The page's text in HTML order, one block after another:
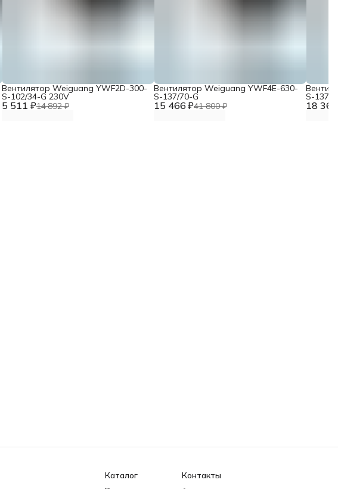
5 511 ₽14 892 ₽
Вентилятор Weiguang YWF2D-300-
S-102/34-G 230V
15 466 ₽41 800 ₽
Вентилятор Weiguang YWF4E-630-
S-137/70-G
18
S-137/
Каталог
Контакты